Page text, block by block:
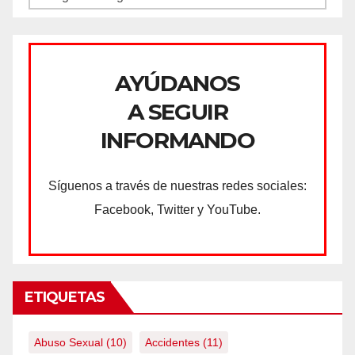
AYÚDANOS
A SEGUIR
INFORMANDO
Síguenos a través de nuestras redes sociales:
Facebook, Twitter y YouTube.
ETIQUETAS
Abuso Sexual (10) Accidentes (11)